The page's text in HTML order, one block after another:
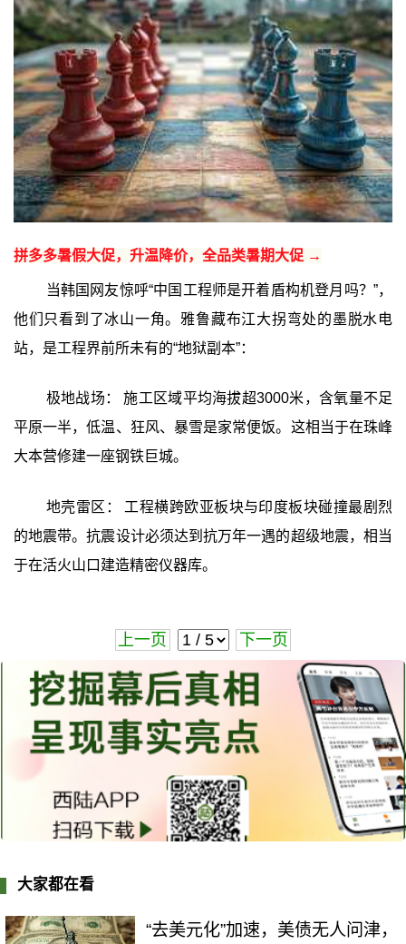
拼多多暑假大促，升温降价，全品类暑期大促 →
当韩国网友惊呼“中国工程师是开着盾构机登月吗？”，
他们只看到了冰山一角。雅鲁藏布江大拐弯处的墨脱水电
站，是工程界前所未有的“地狱副本”：
极地战场： 施工区域平均海拔超3000米，含氧量不足
平原一半，低温、狂风、暴雪是家常便饭。这相当于在珠峰
大本营修建一座钢铁巨城。
地壳雷区： 工程横跨欧亚板块与印度板块碰撞最剧烈
的地震带。抗震设计必须达到抗万年一遇的超级地震，相当
于在活火山口建造精密仪器库。
上一页 下一页
大家都在看
“去美元化”加速，美债无人问津，